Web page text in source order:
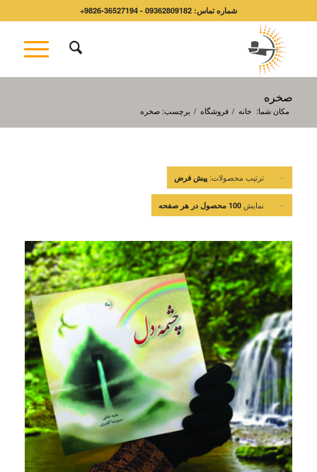
شماره تماس: 09362809182 - 36527194-9826+
صخره
مکان شما: خانه / فروشگاه / برچسب: صخره
ترتیب محصولات: پیش فرض
نمایش 100 محصول در هر صفحه